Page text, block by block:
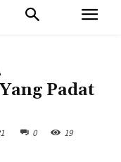
Padat
0 19